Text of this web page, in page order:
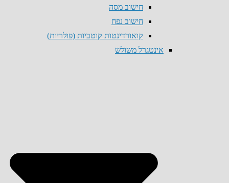
חישוב מסה
חישוב נפח
קואורדינטות קוטביות (פולריות)
אינטגרל משולש